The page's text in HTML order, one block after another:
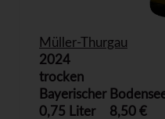
Müller-Thurgau
2024
trocken
Bayerischer
0,75 Liter
8,50 €